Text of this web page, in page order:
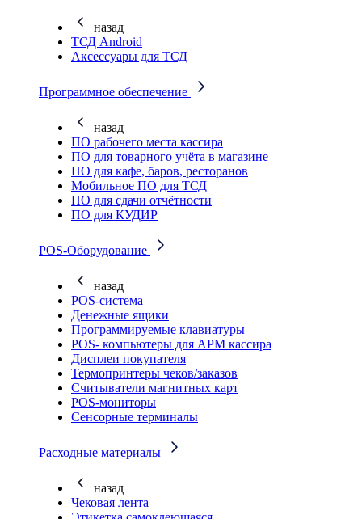
назад
ТСД Android
Аксессуары для ТСД
Программное обеспечение
назад
ПО рабочего места кассира
ПО для товарного учёта в магазине
ПО для кафе, баров, ресторанов
Мобильное ПО для ТСД
ПО для сдачи отчётности
ПО для КУДИР
POS-Оборудование
назад
POS-система
Денежные ящики
Программируемые клавиатуры
POS- компьютеры для АРМ кассира
Дисплеи покупателя
Термопринтеры чеков/заказов
Считыватели магнитных карт
POS-мониторы
Сенсорные терминалы
Расходные материалы
назад
Чековая лента